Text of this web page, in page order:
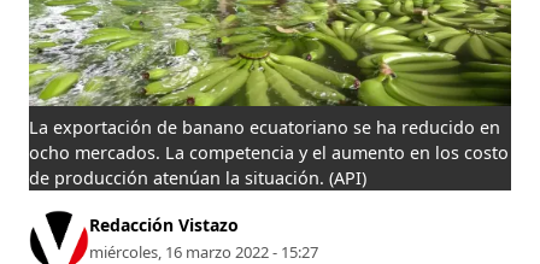
La exportación de banano ecuatoriano se ha reducido en
ocho mercados. La competencia y el aumento en los costo
de producción atenúan la situación.(API)
Redacción Vistazo
miércoles, 16 marzo 2022 - 15:27